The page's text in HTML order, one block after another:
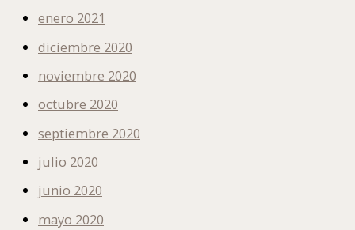
enero 2021
diciembre 2020
noviembre 2020
octubre 2020
septiembre 2020
julio 2020
junio 2020
mayo 2020